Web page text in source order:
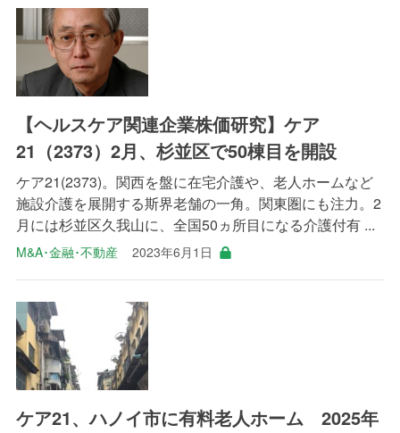
【ヘルスケア関連企業株価研究】ケア
21（2373）2月、杉並区で50棟目を開設
ケア21(2373)。関西を盤に在宅介護や、老人ホームなど
施設介護を展開する斯界老舗の一角。関東圏にも注力。2
月には杉並区久我山に、全国50ヵ所目になる介護付有 ...
M&A･金融･不動産 2023年6月1日
ケア21、ハノイ市に有料老人ホーム 2025年